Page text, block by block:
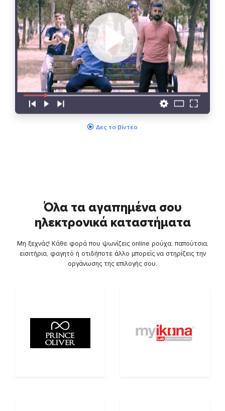
Δες το βίντεο
Όλα τα αγαπημένα σου
ηλεκτρονικά καταστήματα
Μη ξεχνάς! Κάθε φορά που ψωνίζεις online ρούχα, παπούτσια,
εισιτήρια, φαγητό ή οτιδήποτε άλλο μπορείς να στηρίζεις την
οργάνωσης της επιλογής σου.